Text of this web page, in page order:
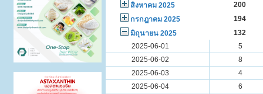
สิงหาคม 2025
200
กรกฎาคม 2025
194
มิถุนายน 2025
132
2025-06-01
5
2025-06-02
8
2025-06-03
4
2025-06-04
6